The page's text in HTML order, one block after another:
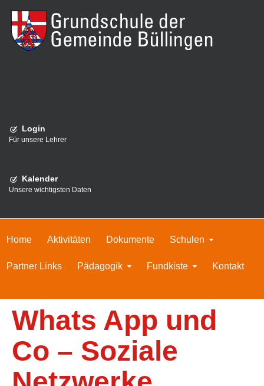
Login
Für unsere Lehrer
Kalender
Unsere wichtigsten Daten
Home Aktivitäten Dokumente Schulen
Partner Links Pädagogik Fundkiste Kontakt
Whats App und
Co – Soziale